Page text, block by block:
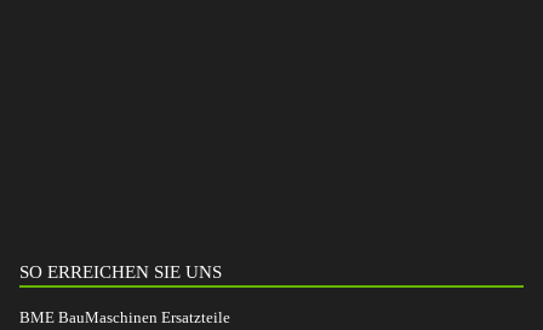
SO ERREICHEN SIE UNS
BME BauMaschinen Ersatzteile